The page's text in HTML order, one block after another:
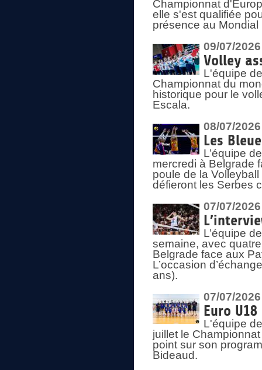
Championnat
elle s'est qualifiée
présence au
09/07/2026
Volley
L'équipe
Championnat du
historique pour le
Escala.
08/07/2026
Les
L’équipe
mercredi à Belgrade
poule de la
défieront les Serbes
07/07/2026
L’équipe
semaine, avec
Belgrade face aux
L’occasion
ans).
07/07/2026
Euro
L'équipe
juillet le
point sur son
Bideaud.